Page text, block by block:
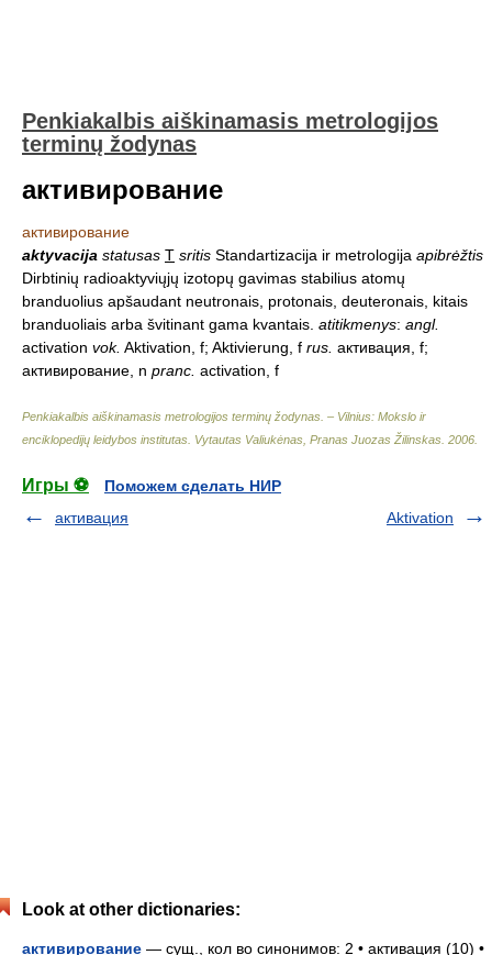
Penkiakalbis aiškinamasis metrologijos
terminų žodynas
активирование
активирование
aktyvacija statusas T sritis Standartizacija ir metrologija apibrėžtis
Dirbtinių radioaktyviųjų izotopų gavimas stabilius atomų
branduolius apšaudant neutronais, protonais, deuteronais, kitais
branduoliais arba švitinant gama kvantais. atitikmenys: angl.
activation vok. Aktivation, f; Aktivierung, f rus. активация, f;
активирование, n pranc. activation, f
Penkiakalbis aiškinamasis metrologijos terminų žodynas. – Vilnius: Mokslo ir
enciklopedijų leidybos institutas Vytautas Valiukėnas, Pranas Juozas Žilinskas 2006
Игры ⚽
Поможем сделать НИР
активация
Aktivation
Look at other dictionaries:
активирование — сущ., кол во синонимов: 2 • активация (10) •